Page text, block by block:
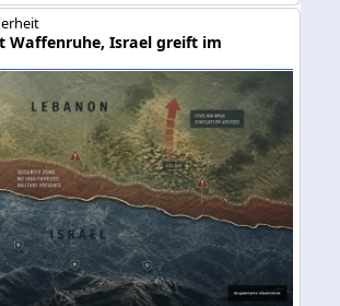
Waffenruhe, Israel greift im